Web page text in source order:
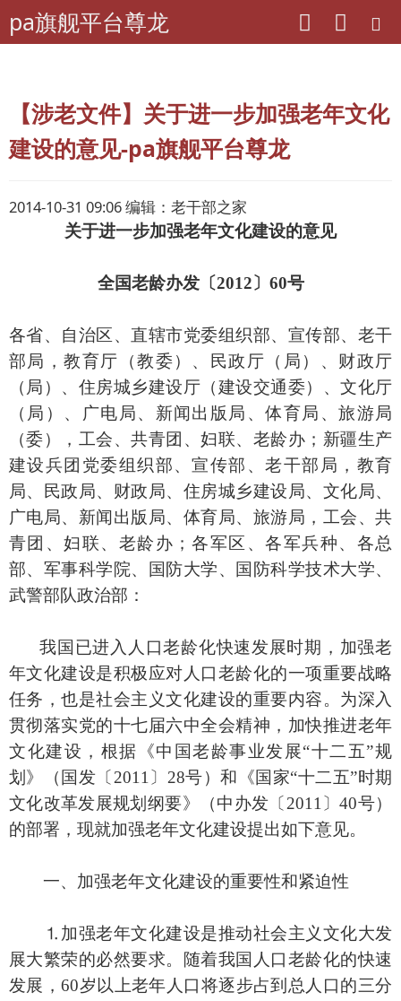
pa旗舰平台尊龙
pa旗舰平台尊龙 离退休干部工作
【涉老文件】关于进一步加强老年文化
建设的意见-pa旗舰平台尊龙
2014-10-31 09:06 编辑：老干部之家
关于进一步加强老年文化建设的意见
全国老龄办发〔2012〕60号
各省、自治区、直辖市党委组织部、宣传部、老干
部局，教育厅（教委）、民政厅（局）、财政厅
（局）、住房城乡建设厅（建设交通委）、文化厅
（局）、广电局、新闻出版局、体育局、旅游局
（委），工会、共青团、妇联、老龄办；新疆生产
建设兵团党委组织部、宣传部、老干部局，教育
局、民政局、财政局、住房城乡建设局、文化局、
广电局、新闻出版局、体育局、旅游局，工会、共
青团、妇联、老龄办；各军区、各军兵种、各总
部、军事科学院、国防大学、国防科学技术大学、
武警部队政治部：
我国已进入人口老龄化快速发展时期，加强老
年文化建设是积极应对人口老龄化的一项重要战略
任务，也是社会主义文化建设的重要内容。为深入
贯彻落实党的十七届六中全会精神，加快推进老年
文化建设，根据《中国老龄事业发展“十二五”规
划》（国发〔2011〕28号）和《国家“十二五”时期
文化改革发展规划纲要》（中办发〔2011〕40号）
的部署，现就加强老年文化建设提出如下意见。
一、加强老年文化建设的重要性和紧迫性
⒈加强老年文化建设是推动社会主义文化大发
展大繁荣的必然要求。随着我国人口老龄化的快速
发展，60岁以上老年人口将逐步占到总人口的三分